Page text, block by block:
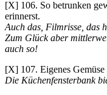
[X] 106. So betrunken
erinnerst.
Auch das, Filmrisse, das
Zum Glück aber
auch so!
[X] 107. Eigenes Gemüse
Die Küchenfensterbank